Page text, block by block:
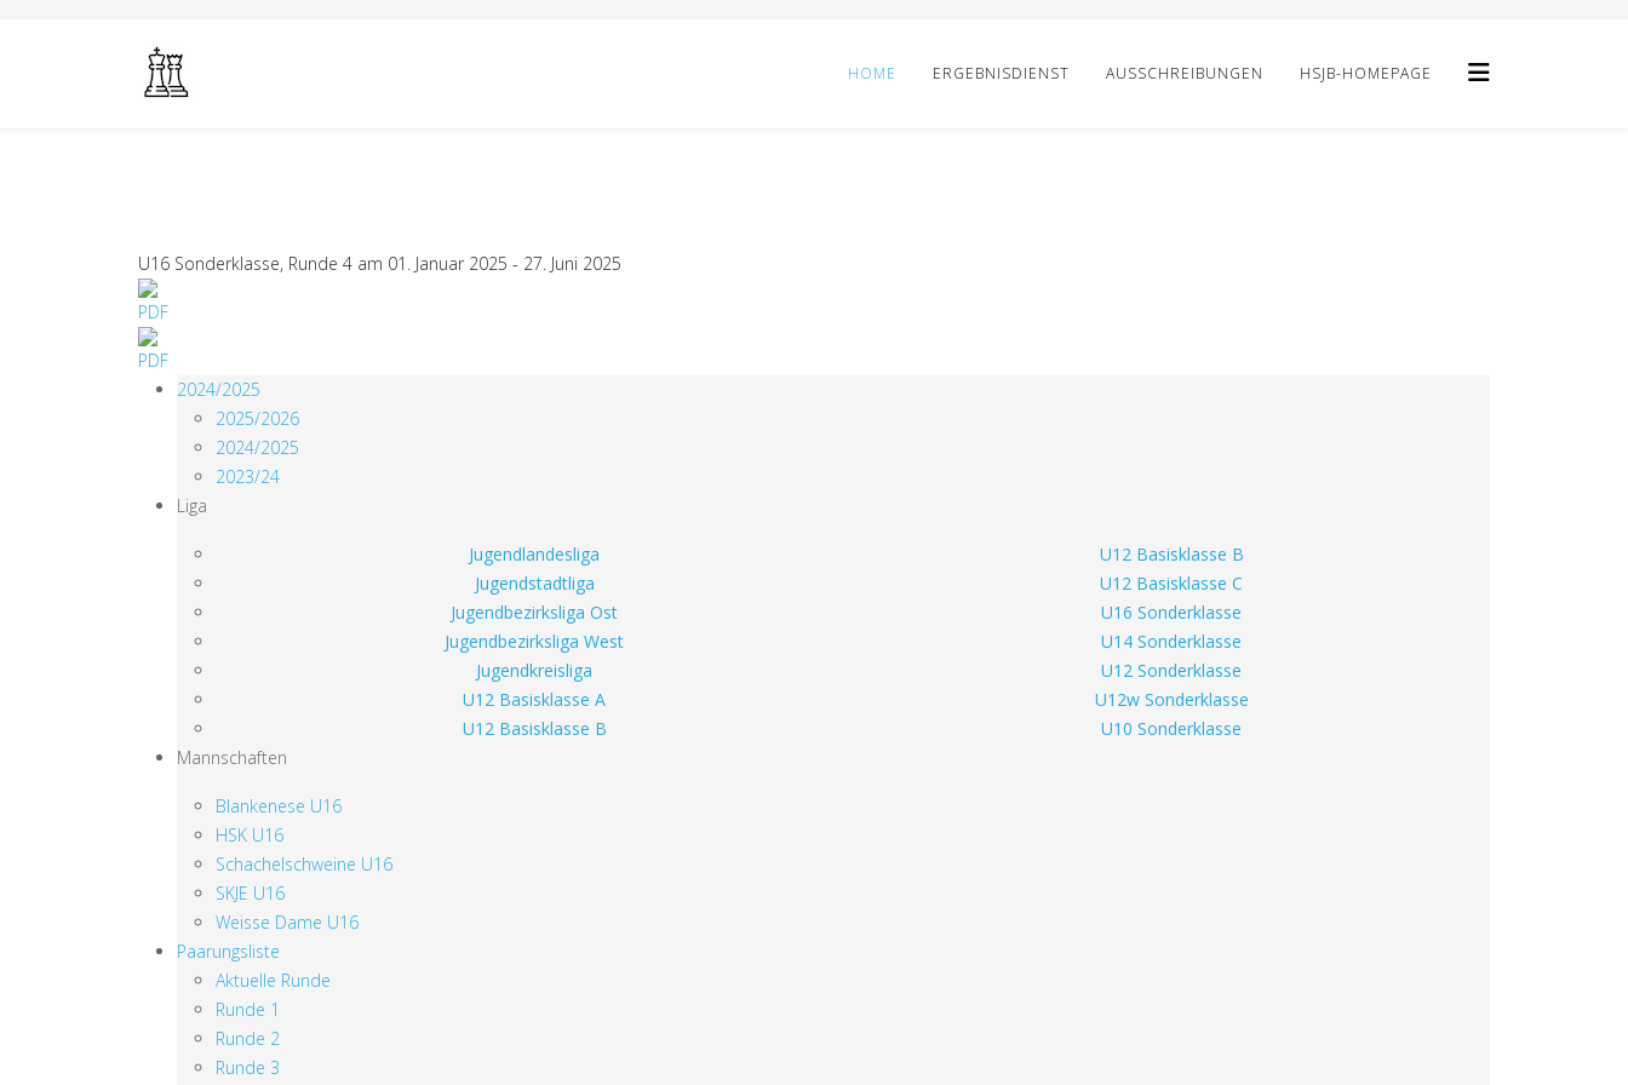
HOME ERGEBNISDIENST AUSSCHREIBUNGEN HSJB-HOMEPAGE
U16 Sonderklasse, Runde 4 am 01. Januar 2025 - 27. Juni 2025
2024/2025
2025/2026
2024/2025
2023/24
Liga
Jugendlandesliga
U12 Basisklasse B
Jugendstadtliga
U12 Basisklasse C
Jugendbezirksliga Ost
U16 Sonderklasse
Jugendbezirksliga West
U14 Sonderklasse
Jugendkreisliga
U12 Sonderklasse
U12 Basisklasse A
U12w Sonderklasse
U12 Basisklasse B
U10 Sonderklasse
Mannschaften
Blankenese U16
HSK U16
Schachelschweine U16
SKJE U16
Weisse Dame U16
Paarungsliste
Aktuelle Runde
Runde 1
Runde 2
Runde 3